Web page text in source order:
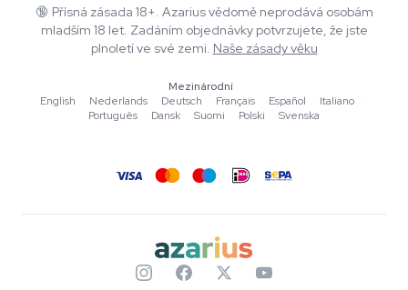
Časté dotazy
Zásady ochrany osobních údajů
Blog
Hudba
Redakční standardy
Nástroje a kalkulačky
🔞 Přísná zásada 18+. Azarius vědomě neprodává osobám
mladším 18 let. Zadáním objednávky potvrzujete, že jste
plnoletí ve své zemi. Naše zásady věku
Mezinárodní
English
·Nederlands ·Deutsch ·Français ·Español ·Italiano
·
Português
·Dansk ·Suomi ·Polski ·Svenska